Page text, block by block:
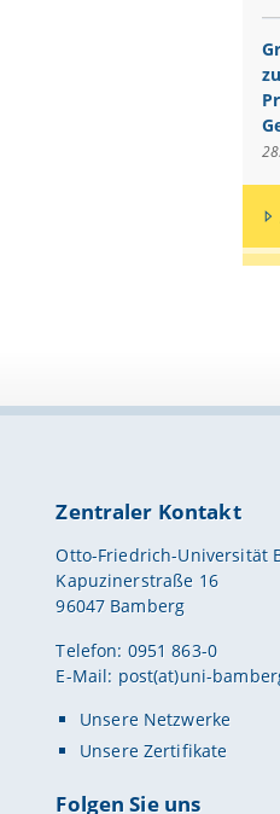
Zentraler Kontakt
Otto-Friedrich-Universität
Kapuzinerstraße 16
96047 Bamberg
Telefon: 0951 863-0
E-Mail: post(at)uni-
Unsere Netzwerke
Unsere Zertifikate
Folgen Sie uns